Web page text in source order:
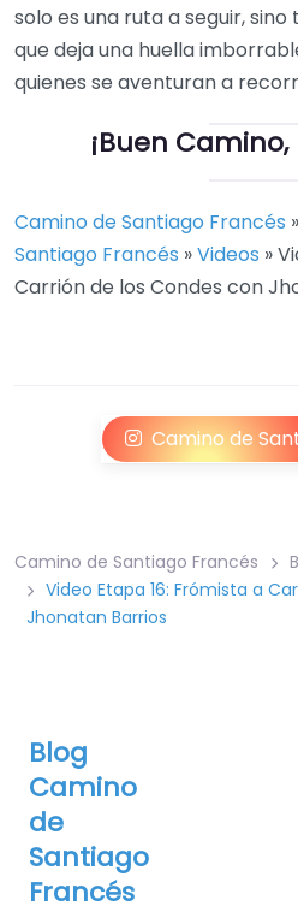
solo es una ruta a seguir,
que deja una huella
quienes se aventuran a
¡Buen
Camino de Santiago Francés »
Santiago Francés »Videos »
Carrión de los Condes con
Camino de
Camino de Santiago Francés
Video Etapa 16: Frómista a
Jhonatan Barrios
Blog
Camino
de
Santiago
Francés